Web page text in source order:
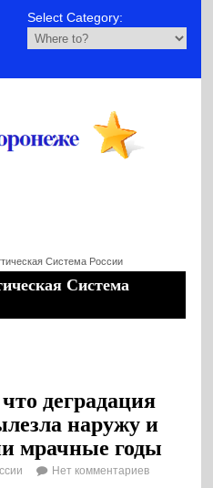
Select Category:
Система России
Система
деградация
наружу и
мрачные годы
Нет комментариев